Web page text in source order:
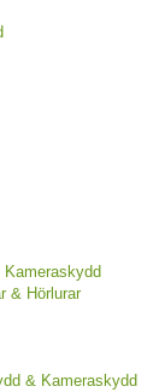
& Hörlurar
& Kameraskydd